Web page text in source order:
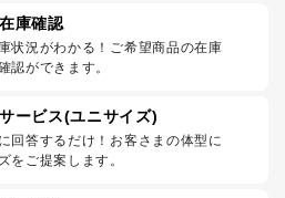
庫確認
状況がわかる！ご希望商品の在庫
認ができます。
ービス(ユニサイズ)
回答するだけ！お客さまの体型に
をご提案します。